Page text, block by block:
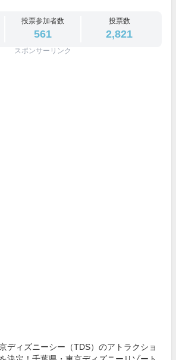
投票参加者数
561
投票数
2,821
スポンサーリンク
ディズニーシー（TDS）のアトラクショ